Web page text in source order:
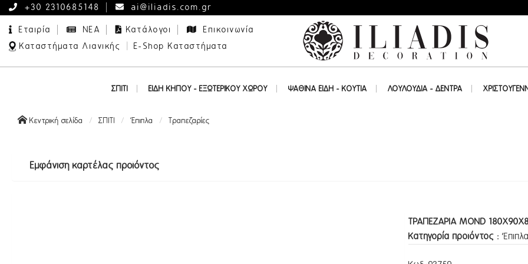
+30 2310685148 ai@iliadis.com.gr
Εταιρία ΝΕΑ Κατάλογοι
Επικοινωνία
Καταστήματα Λιανικής
E-Shop Καταστήματα
ΣΠΙΤΙ ΕΙΔΗ ΚΗΠΟΥ - ΕΞΩΤΕΡΙΚΟΥ ΧΩΡΟΥ ΨΑΘΙΝΑ ΕΙΔΗ - ΚΟΥΤΙΑ ΛΟΥΛΟΥΔΙΑ - ΔΕΝΤΡΑ
Κεντρική σελίδα ΣΠΙΤΙ Έπιπλα Τραπεζαρίες
Εμφάνιση καρτέλας προϊόντος
ΤΡΑΠΕΖΑΡΙΑ MOND
Κατηγορία προϊόντος :